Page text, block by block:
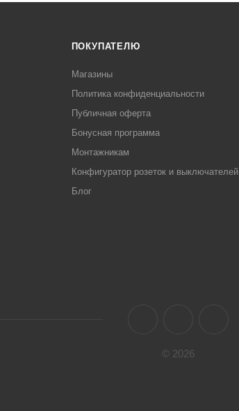
ПОКУПАТЕЛЮ
Магазины
Политика конфиденциальности
Публичная оферта
Бонусная программа
Монтажникам
Конфигуратор розеток и выключателей
Блог
© 2026